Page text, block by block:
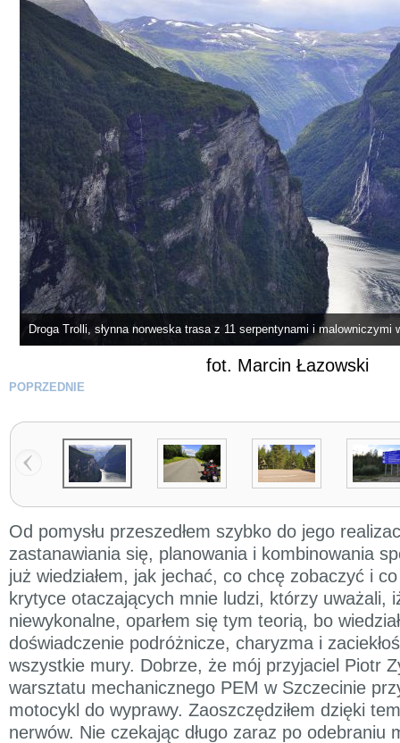
Droga Trolli, słynna norweska trasa z 11 serpentynami i malowniczymi
fot. Marcin Łazowski
POPRZEDNIE
Od pomysłu przeszedłem szybko do jego
zastanawiania się, planowania i kombinowania
już wiedziałem, jak jechać, co chcę zobaczyć i
krytyce otaczających mnie ludzi, którzy uważali,
niewykonalne, oparłem się tym teorią, bo
doświadczenie podróżnicze, charyzma i
wszystkie mury. Dobrze, że mój przyjaciel Piotr
warsztatu mechanicznego PEM w Szczecinie
motocykl do wyprawy. Zaoszczędziłem dzięki
nerwów. Nie czekając długo zaraz po odebraniu